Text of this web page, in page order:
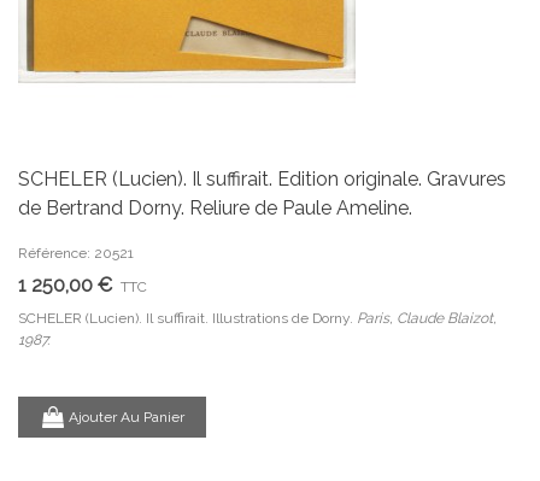
SCHELER (Lucien). Il suffirait. Edition originale. Gravures
de Bertrand Dorny. Reliure de Paule Ameline.
Référence: 20521
1 250,00 € TTC
SCHELER (Lucien). Il suffirait. Illustrations de Dorny. Paris, Claude Blaizot,
1987.
Ajouter Au Panier